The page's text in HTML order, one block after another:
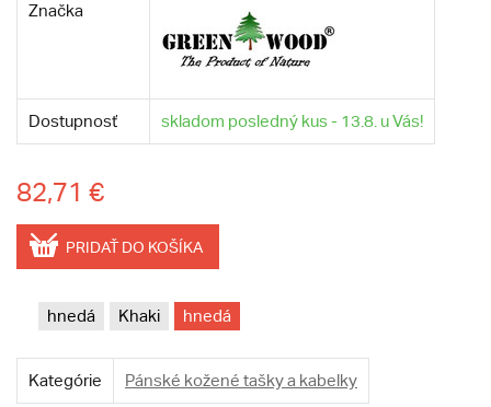
Značka
Dostupnosť skladom posledný kus - 13.8. u Vás!
82,71 €
PRIDAŤ DO KOŠÍKA
hnedá Khaki hnedá
Kategórie Pánské kožené tašky a kabelky